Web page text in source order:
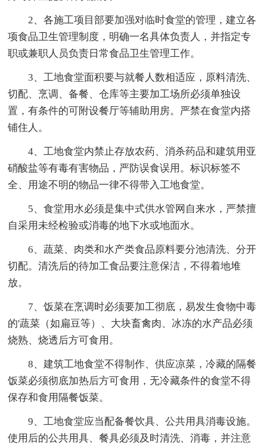
2、各施工项目部要加强对临时食堂的管理，建立各
项食品卫生管理制度，明确一名具体负责人，并指定专
职或兼职人员负责日常食品卫生管理工作。
3、工地食堂面积要与就餐人数相适应，原料清洗、
切配、烹调、备餐、仓库等主要加工场所必须单独设
置，有条件的可附设餐厅等辅助用房。严禁在食堂内搭
铺住人。
4、工地食堂内禁止存放农药、消杀药品和建筑用亚
硝酸盐等有毒有害物品，严防误食误用。标识标签不
全、用途不明的物品一律不得带入工地食堂。
5、食堂用水必须是集中式供水管网自来水，严禁擅
自采用未经检验或消毒的地下水或地面水。
6、蔬菜、肉类和水产类食品原料要分池清洗、分开
切配。清洗后的待加工食品要注意保洁，不得着地堆
放。
7、饭菜在烹调时必须要加工彻底，易发生食物中毒
的'蔬菜（如扁豆等）、大块畜禽肉、冰冻的水产品必须
烧熟、烧透后方可食用。
8、建筑工地食堂不得制作、供应凉菜，冷藏的隔餐
饭菜必须彻底加热后方可食用，无冷藏条件的食堂不得
保存和食用隔餐饭菜。
9、工地食堂应当配备餐饮具、公共用具消毒设施。
使用后的公共用具、餐具必须及时清洗、消毒，并注意